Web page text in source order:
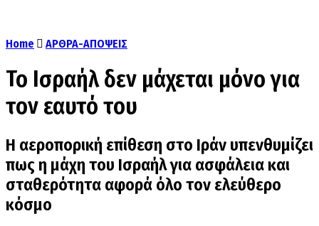
Home ΑΡΘΡΑ-ΑΠΟΨΕΙΣ
Το Ισραήλ δεν μάχεται μόνο για
τον εαυτό του
Η αεροπορική επίθεση στο Ιράν υπενθυμίζει
πως η μάχη του Ισραήλ για ασφάλεια και
σταθερότητα αφορά όλο τον ελεύθερο
κόσμο